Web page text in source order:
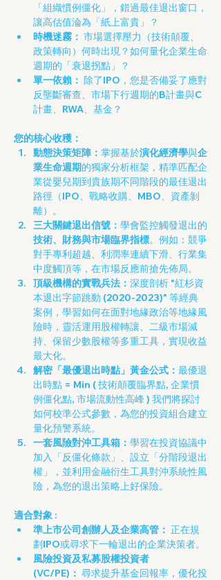
「組織慣例僵化」，錯過最佳退出窗口，
讓高估值淪為「紙上富貴」？
時機迷霧： 市場選擇壓力（技術顛覆、
政策轉向）何時出現？如何量化企業生命
週期的「衰退拐點」？
單一依賴： 除了IPO，您是否備妥了應對
反壟斷審查、市場下行週期的B計畫與C
計畫、RWA、基金？
您的核心收穫：
動態決策矩陣： 掌握基於演化經濟學與企
業生命週期的獨家分析框架，精準匹配企
業從嬰兒期到貴族期不同階段的最佳退出
路徑（IPO、戰略收購、MBO、資產剝
離）。
三大關鍵退出信號： 學會監控觸發退出的
技術、財務與市場臨界指標。例如：競爭
對手專利超越、利潤率連續下滑、行業集
中度觸頂等，在市場反應前搶先佈局。
頂級機構的實戰兵法： 深度剖析 "紅杉資
本退出字節跳動 (2020-2023)" 等經典
案例，學習如何在面對地緣政治等地緣風
險時，靈活運用股權轉讓、二級市場減
持、保留少數股權等多重工具，實現收益
最大化。
解密「最優退出時點」黃金公式： 最優退
出時點 = Min ( 技術顛覆臨界點, 企業慣
例僵化點, 市場流動性高峰 ) 我們將探討
如何校準公式參數，為您的投資組合建立
量化預警系統。
一套風險對沖工具箱： 學習在投資協議中
加入「反僵化條款」、設立「分階段退出
權」，並利用金融衍生工具對沖系統性風
險，為您的退出策略上好保險。
適合對象 :
準上市公司創辦人及企業高管： 正在規
劃IPO或尋求下一輪退出的企業決策者。
風險投資及私募股權投資者
(VC/PE)： 尋求提升基金回報率，優化投